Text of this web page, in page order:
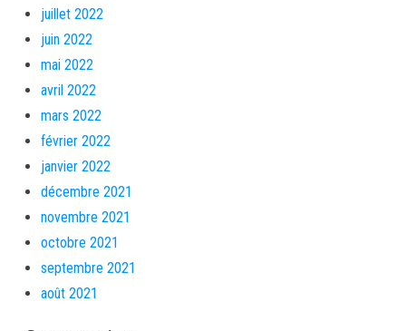
juillet 2022
juin 2022
mai 2022
avril 2022
mars 2022
février 2022
janvier 2022
décembre 2021
novembre 2021
octobre 2021
septembre 2021
août 2021